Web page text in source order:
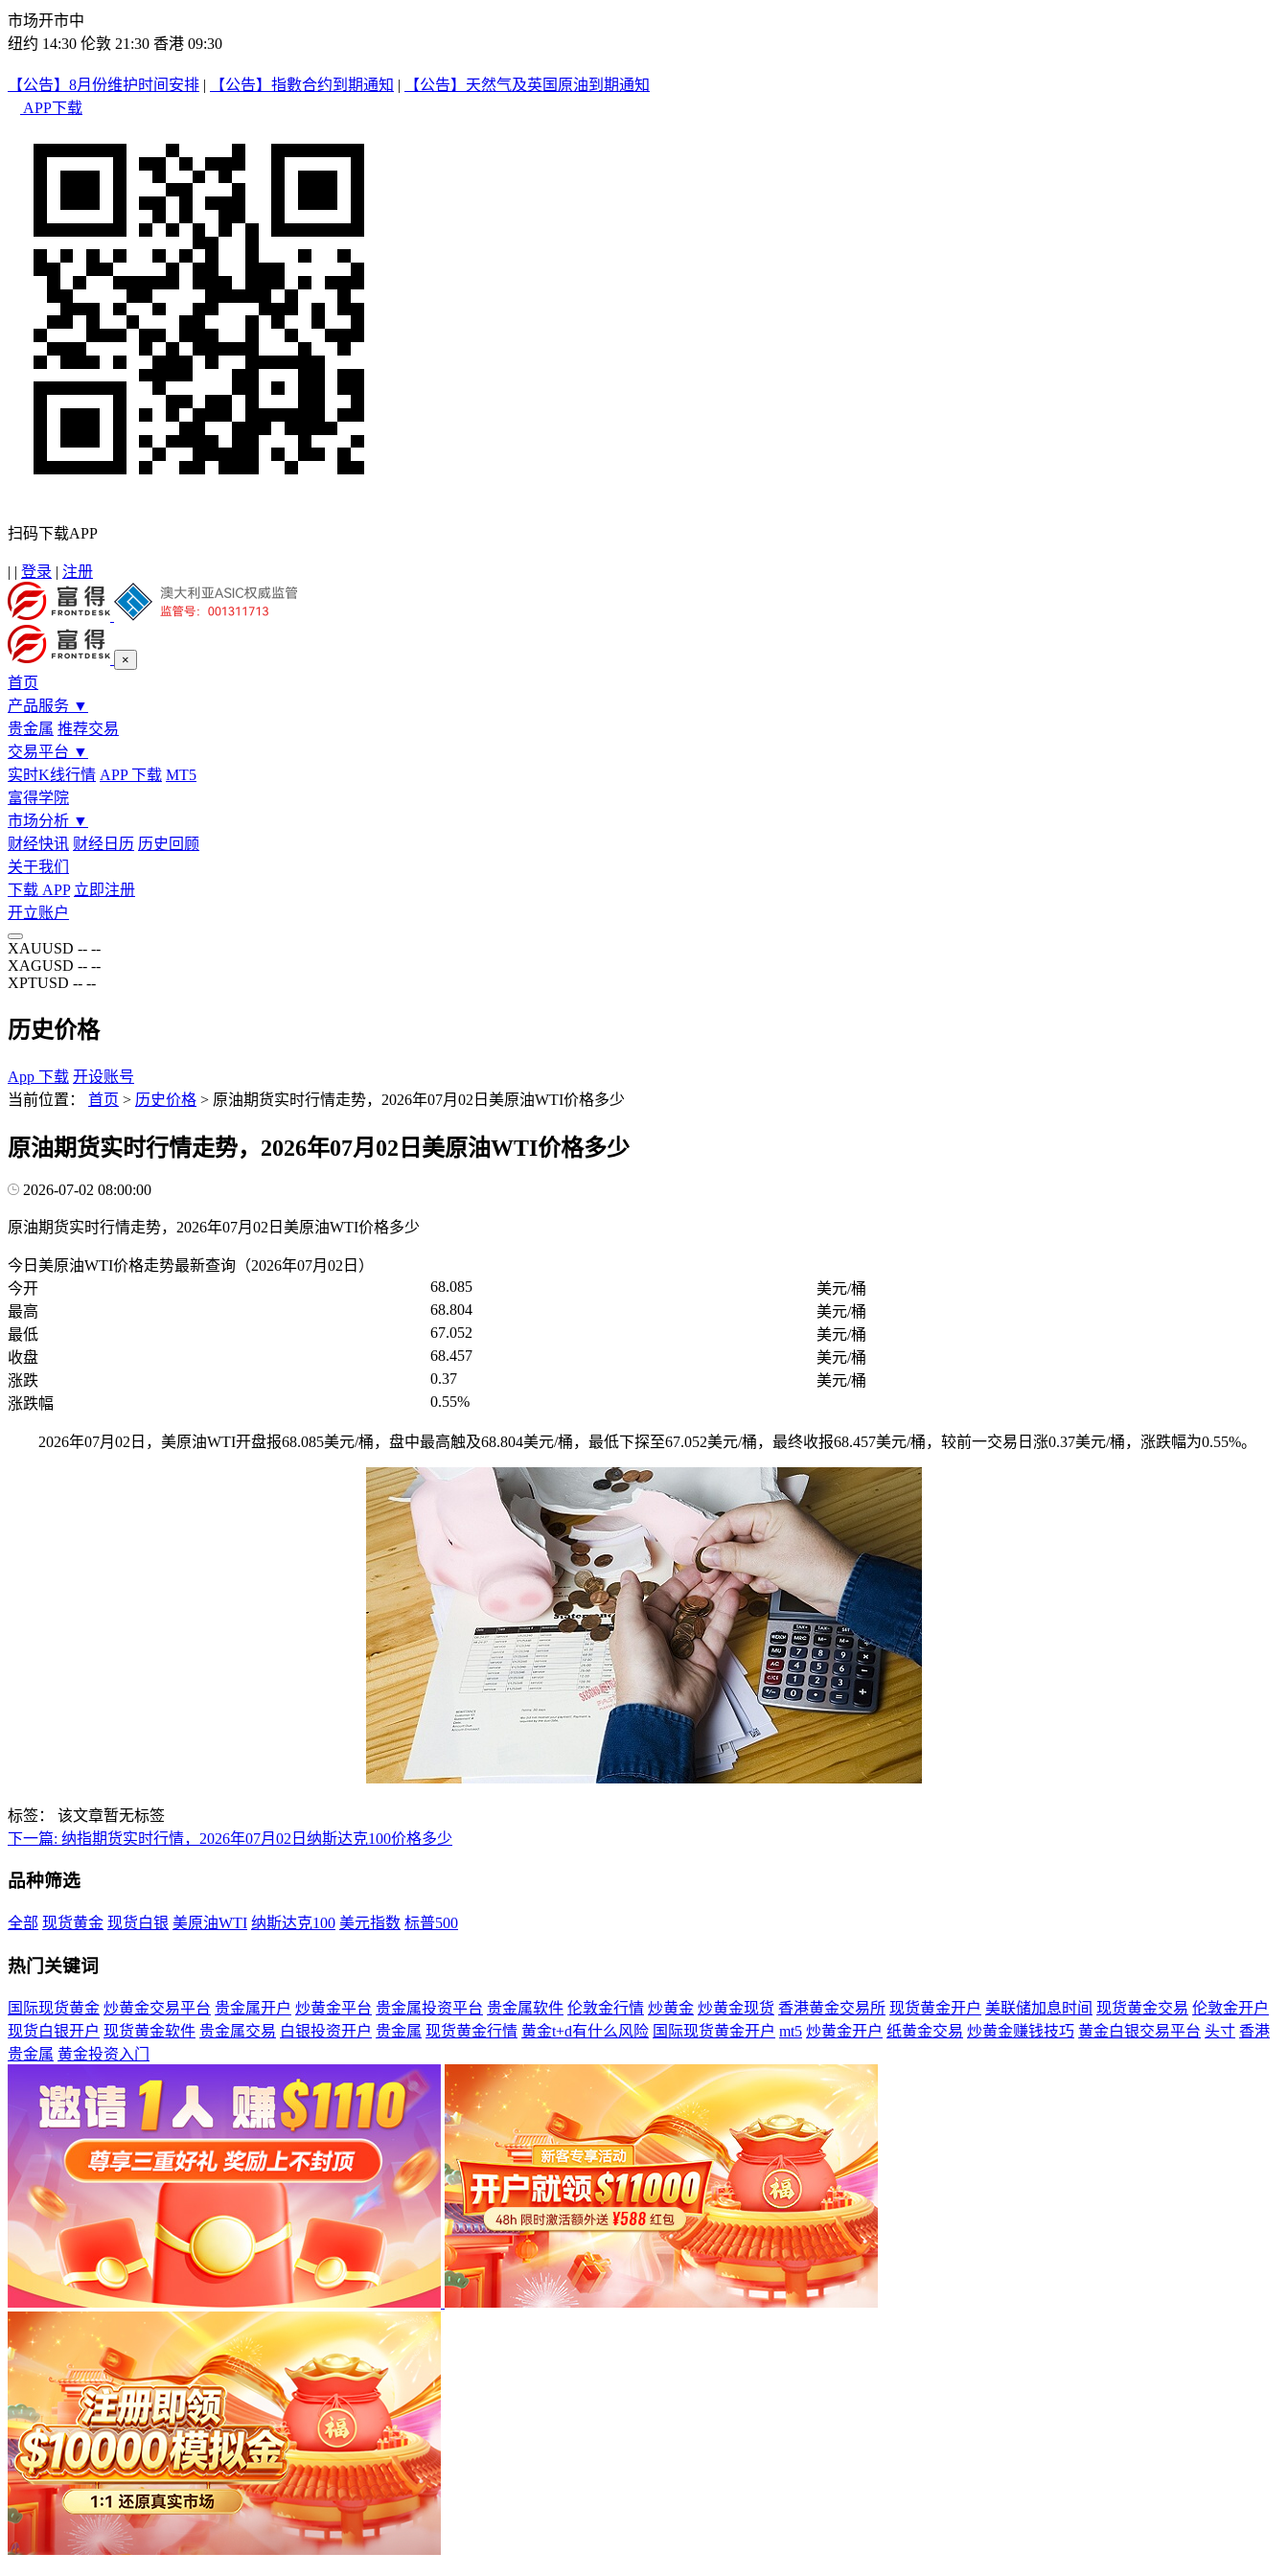
市场开市中
纽约 14:30 伦敦 21:30 香港 09:30
【公告】8月份维护时间安排 | 【公告】指數合约到期通知 |
【公告】天然气及英国原油到期通知
APP下载
扫码下载APP
| | 登录 | 注册
×
首页
产品服务 ▼
贵金属 推荐交易
交易平台 ▼
实时K线行情 APP 下载 MT5
富得学院
市场分析 ▼
财经快讯 财经日历 历史回顾
关于我们
下载 APP 立即注册
开立账户
XAUUSD -- --
XAGUSD -- --
XPTUSD -- --
历史价格
App 下载 开设账号
当前位置：
首页 > 历史价格 > 原油期货实时行情走势，2026年07月02日美原油WTI价格多少
原油期货实时行情走势，2026年07月02日美原油WTI价格多少
2026-07-02 08:00:00
原油期货实时行情走势，2026年07月02日美原油WTI价格多少
今日美原油WTI价格走势最新查询（2026年07月02日）
今开
68.085
美元/桶
最高
68.804
美元/桶
最低
67.052
美元/桶
收盘
68.457
美元/桶
涨跌
0.37
美元/桶
涨跌幅
0.55%
2026年07月02日，美原油WTI开盘报68.085美元/桶，盘中最高触及68.804美元/桶，最低下探至67.052美元/桶，最终收报68.457美元/桶，较前一交易日涨0.37美元/桶，涨跌幅为0.55%。
标签：
该文章暂无标签
下一篇: 纳指期货实时行情，2026年07月02日纳斯达克100价格多少
品种筛选
全部 现货黄金 现货白银 美原油WTI 纳斯达克100 美元指数 标普500
热门关键词
国际现货黄金 炒黄金交易平台 贵金属开户 炒黄金平台 贵金属投资平台 贵金属软件 伦敦金行情 炒黄金 炒黄金现货 香港黄金交易所 现货黄金开户 美联储加息时间 现货黄金交易 伦敦金开户
现货白银开户 现货黄金软件 贵金属交易 白银投资开户 贵金属 现货黄金行情 黄金t+d有什么风险 国际现货黄金开户 mt5 炒黄金开户 纸黄金交易 炒黄金赚钱技巧 黄金白银交易平台 头寸 香港
贵金属 黄金投资入门